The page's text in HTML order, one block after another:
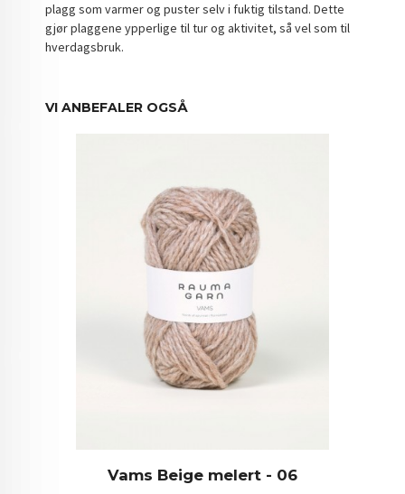
plagg som varmer og puster selv i fuktig tilstand. Dette
gjør plaggene ypperlige til tur og aktivitet, så vel som til
hverdagsbruk.
VI ANBEFALER OGSÅ
Vams Beige melert - 06